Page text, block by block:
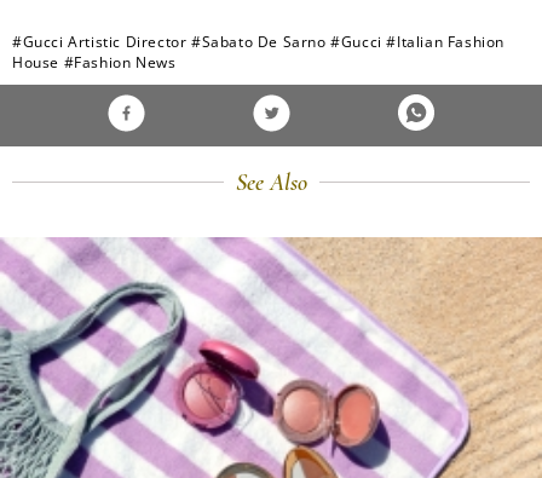
#Gucci Artistic Director #Sabato De Sarno #Gucci #Italian Fashion
House #Fashion News
See Also